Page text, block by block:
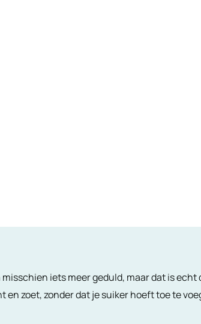
iets meer geduld, maar dat is echt
en zoet, zonder dat je suiker hoeft toe te